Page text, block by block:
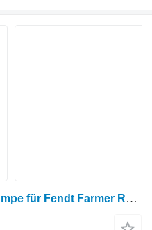
F178940010070 Hydraulikpumpe für Fendt Farmer Radtraktor